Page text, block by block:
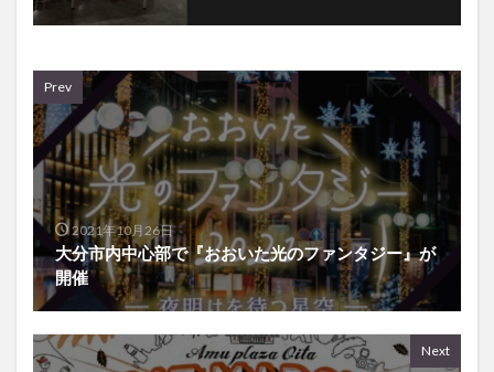
Prev
2021年10月26日
大分市内中心部で『おおいた光のファンタジー』が
開催
Next